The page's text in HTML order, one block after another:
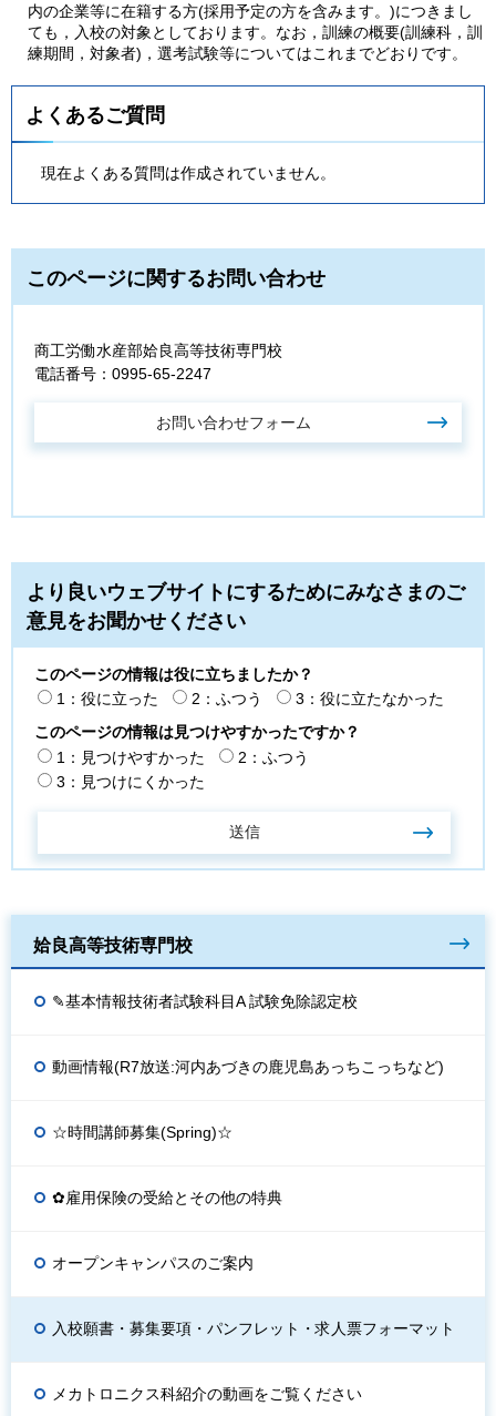
内の企業等に在籍する方(採用予定の方を含みます。)につきまし
ても，入校の対象としております。なお，訓練の概要(訓練科，訓
練期間，対象者)，選考試験等についてはこれまでどおりです。
よくあるご質問
現在よくある質問は作成されていません。
このページに関するお問い合わせ
商工労働水産部姶良高等技術専門校
電話番号：0995-65-2247
より良いウェブサイトにするためにみなさまのご
意見をお聞かせください
このページの情報は役に立ちましたか？
1：役に立った
2：ふつう
3：役に立たなかった
このページの情報は見つけやすかったですか？
1：見つけやすかった
2：ふつう
3：見つけにくかった
姶良高等技術専門校
✎基本情報技術者試験科目A 試験免除認定校
動画情報(R7放送:河内あづきの鹿児島あっちこっちなど)
☆時間講師募集(Spring)☆
✿雇用保険の受給とその他の特典
オープンキャンパスのご案内
入校願書・募集要項・パンフレット・求人票フォーマット
メカトロニクス科紹介の動画をご覧ください